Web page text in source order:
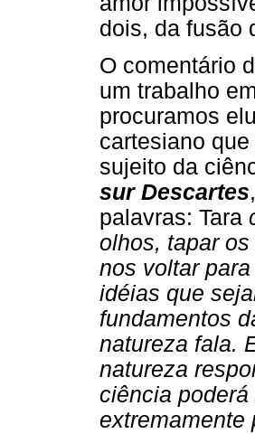
dois, da fusão
O comentário
um trabalho
procuramos
cartesiano
sujeito da
sur Descartes
palavras: Tara
olhos, tapar
nos voltar
idéias que
fundamentos
natureza fala.
natureza
ciência
extremamente